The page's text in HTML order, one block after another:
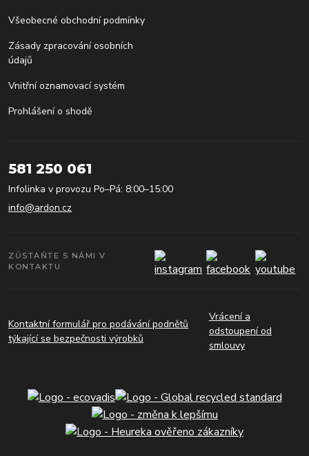
Všeobecné obchodní podmínky
Zásady zpracování osobních
údajů
Vnitřní oznamovací systém
Prohlášení o shodě
581 250 061
Infolinka v provozu Po–Pá: 8:00–15:00
info@ardon.cz
ZŮSTAŇTE S NÁMI V
KONTAKTU
Kontaktní formulář pro podávání podnětů
týkající se bezpečnosti výrobků
Vrácení a
odstoupení od
smlouvy